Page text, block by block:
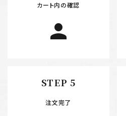
カート内の確認
person
STEP 5
注文完了